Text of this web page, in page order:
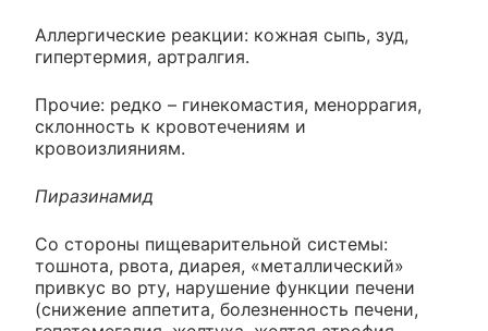
Аллергические реакции: кожная сыпь, зуд,
гипертермия, артралгия.
Прочие: редко – гинекомастия, меноррагия,
склонность к кровотечениям и
кровоизлияниям.
Пиразинамид
Со стороны пищеварительной системы:
тошнота, рвота, диарея, «металлический»
привкус во рту, нарушение функции печени
(снижение аппетита, болезненность печени,